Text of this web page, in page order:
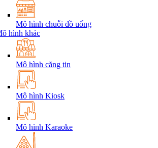
Mô hình chuỗi đồ uống
hình khác
Mô hình căng tin
Mô hình Kiosk
Mô hình Karaoke